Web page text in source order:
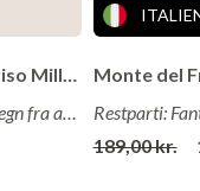
Om
Familien Deltin
drøm der gik i
Vigna Dogarina Prosecco di Treviso Millesimato Extra Dry 2024
Perfekte sommer-bobler med stjerneregn fra anmelderne!
189,00 kr.